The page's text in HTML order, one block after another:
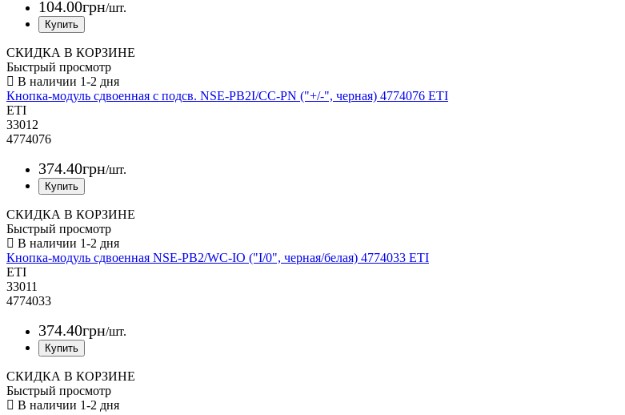
104.00грн/шт.
СКИДКА В КОРЗИНЕ
Быстрый просмотр
Кнопка-модуль сдвоенная с подсв. NSE-PB2I/CC-PN ("+/-", черная) 4774076 ETI
ETI
33012
4774076
374.40грн/шт.
СКИДКА В КОРЗИНЕ
Быстрый просмотр
Кнопка-модуль сдвоенная NSE-PB2/WC-IO ("I/0", черная/белая) 4774033 ETI
ETI
33011
4774033
374.40грн/шт.
СКИДКА В КОРЗИНЕ
Быстрый просмотр